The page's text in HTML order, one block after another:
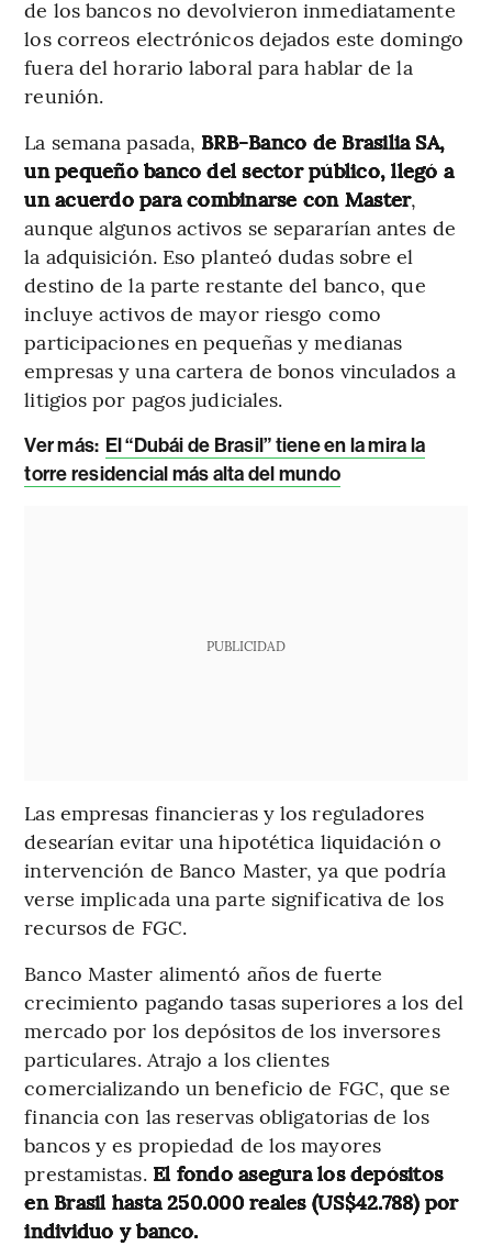
de los bancos no devolvieron inmediatamente
los correos electrónicos dejados este domingo
fuera del horario laboral para hablar de la
reunión.
La semana pasada, BRB-Banco de Brasilia SA,
un pequeño banco del sector público, llegó a
un acuerdo para combinarse con Master,
aunque algunos activos se separarían antes de
la adquisición. Eso planteó dudas sobre el
destino de la parte restante del banco, que
incluye activos de mayor riesgo como
participaciones en pequeñas y medianas
empresas y una cartera de bonos vinculados a
litigios por pagos judiciales.
Ver más: El “Dubái de Brasil” tiene en la mira la
torre residencial más alta del mundo
PUBLICIDAD
Las empresas financieras y los reguladores
desearían evitar una hipotética liquidación o
intervención de Banco Master, ya que podría
verse implicada una parte significativa de los
recursos de FGC.
Banco Master alimentó años de fuerte
crecimiento pagando tasas superiores a los del
mercado por los depósitos de los inversores
particulares. Atrajo a los clientes
comercializando un beneficio de FGC, que se
financia con las reservas obligatorias de los
bancos y es propiedad de los mayores
prestamistas.El fondo asegura los depósitos
en Brasil hasta 250.000 reales (US$42.788) por
individuo y banco.